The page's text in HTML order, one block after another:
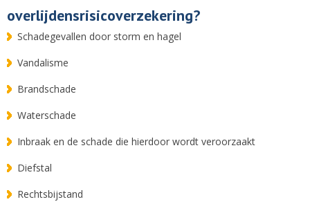
overlijdensrisicoverzekering?
Schadegevallen door storm en hagel
Vandalisme
Brandschade
Waterschade
Inbraak en de schade die hierdoor wordt veroorzaakt
Diefstal
Rechtsbijstand